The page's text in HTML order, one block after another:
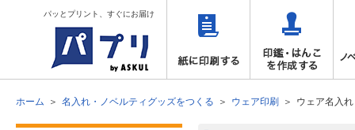
パッとプリント、すぐにお届け
ホーム 名入れ・ノベルティグッズをつくる ウェア印刷 ウェア名入